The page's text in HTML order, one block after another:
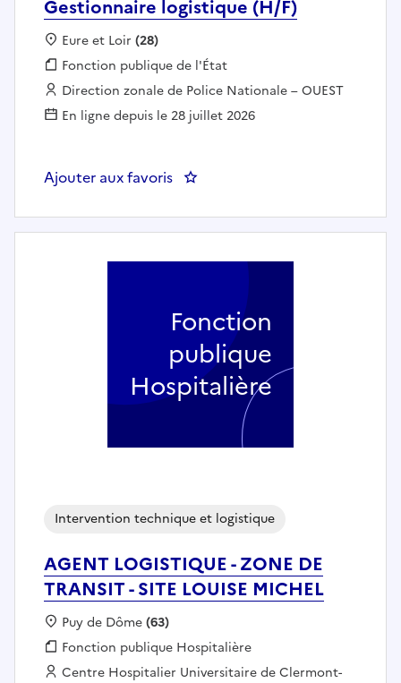
Gestionnaire logistique (H/F)
Localisation :
Eure et Loir (28)
Fonction publique :
Fonction publique de l'État
Employeur :
Direction zonale de Police Nationale – OUEST
En ligne depuis le 28 juillet 2026
Ajouter aux favoris : Gestionnaire logistique (H/F)
AGENT LOGISTIQUE - ZONE DE
TRANSIT - SITE LOUISE MICHEL
Intervention technique et logistique
Localisation :
Puy de Dôme(63)
Fonction publique :
Fonction publique Hospitalière
Employeur :
Centre Hospitalier Universitaire de Clermont-
Fonction
publique
Hospitalière